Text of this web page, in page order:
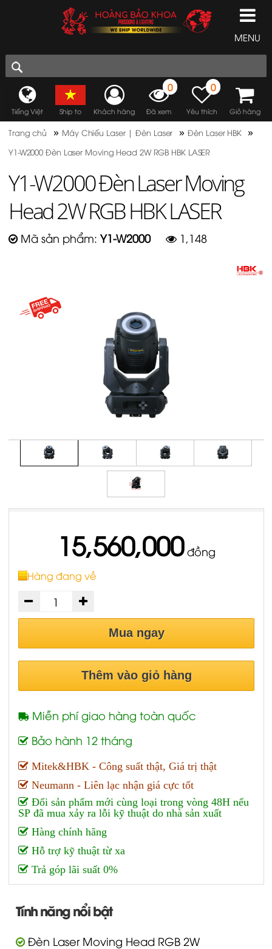
MENU
Tiếng Việt Ship to Khách hàng
0
Đã xem
0
Yêu thích Giỏ hàng
Trang chủ » Máy Chiếu Laser | Đèn Laser »Đèn Laser HBK »
Y1-W2000 Đèn Laser Moving Head 2W RGB HBK LASER
Y1-W2000 Đèn Laser Moving
Head 2W RGB HBK LASER
Mã sản phẩm: Y1-W2000 1,148
15,560,000đồng
Hàng đang về
Mua ngay
Thêm vào giỏ hàng
Miễn phí giao hàng toàn quốc
Bảo hành 12 tháng
Mitek&HBK - Công suất thật, Giá trị thật
Neumann - Liên lạc nhận giá cực tốt
Đổi sản phẩm mới cùng loại trong vòng 48H nếu
SP đã mua xảy ra lỗi kỹ thuật do nhà sản xuất
Hàng chính hãng
Hỗ trợ kỹ thuật từ xa
Trả góp lãi suất 0%
Tính năng nổi bật
Đèn Laser Moving Head RGB 2W